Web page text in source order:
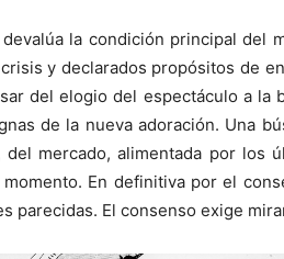
la condición principal del
y declarados propósitos de
del elogio del espectáculo a la
de la nueva adoración. Una
del mercado, alimentada por los
En definitiva por el
parecidas. El consenso exige